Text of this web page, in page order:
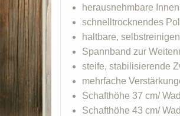
herausnehmbare
schnelltrocknendes
haltbare,
Spannband zur
steife, stabilisierende
mehrfache
Schafthöhe 37 cm/
Schafthöhe 43 cm/